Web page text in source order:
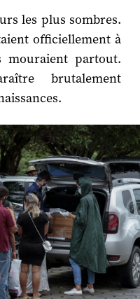
les plus sombres.
officiellement à
mouraient partout.
brutalement